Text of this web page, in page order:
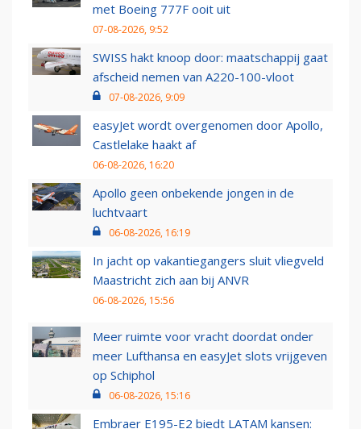
met Boeing 777F ooit uit
07-08-2026, 9:52
SWISS hakt knoop door: maatschappij gaat
afscheid nemen van A220-100-vloot
07-08-2026, 9:09
easyJet wordt overgenomen door Apollo,
Castlelake haakt af
06-08-2026, 16:20
Apollo geen onbekende jongen in de
luchtvaart
06-08-2026, 16:19
In jacht op vakantiegangers sluit vliegveld
Maastricht zich aan bij ANVR
06-08-2026, 15:56
Meer ruimte voor vracht doordat onder
meer Lufthansa en easyJet slots vrijgeven
op Schiphol
06-08-2026, 15:16
Embraer E195-E2 biedt LATAM kansen: